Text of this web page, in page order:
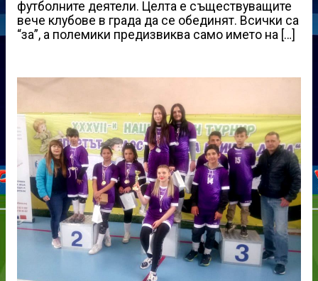
футболните деятели. Целта е съществуващите
вече клубове в града да се обединят. Всички са
“за”, а полемики предизвиква само името на […]